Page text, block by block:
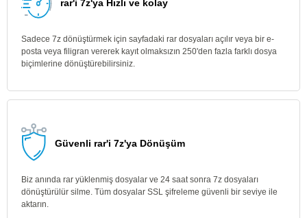
rar'i 7z'ya Hızlı ve kolay
Sadece 7z dönüştürmek için sayfadaki rar dosyaları açılır veya bir e-
posta veya filigran vererek kayıt olmaksızın 250'den fazla farklı dosya
biçimlerine dönüştürebilirsiniz.
Güvenli rar'i 7z'ya Dönüşüm
Biz anında rar yüklenmiş dosyalar ve 24 saat sonra 7z dosyaları
dönüştürülür silme. Tüm dosyalar SSL şifreleme güvenli bir seviye ile
aktarın.